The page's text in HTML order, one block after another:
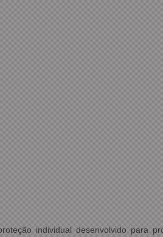
individual desenvolvido para